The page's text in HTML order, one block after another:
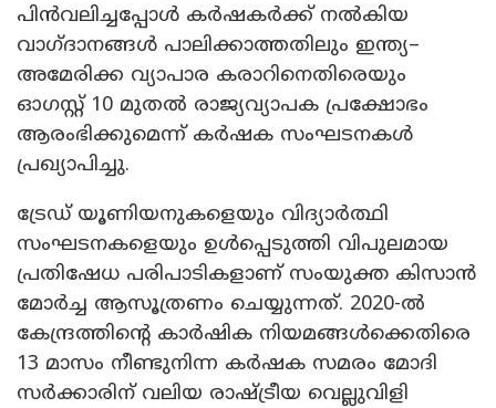
പിൻവലിച്ചപ്പോൾ കർഷകർക്ക് നൽകിയ
വാഗ്ദാനങ്ങൾ പാലിക്കാത്തതിലും ഇന്ത്യ–
അമേരിക്ക വ്യാപാര കരാറിനെതിരെയും
ഓഗസ്റ്റ് 10 മുതൽ രാജ്യവ്യാപക പ്രക്ഷോഭം
ആരംഭിക്കുമെന്ന് കർഷക സംഘടനകൾ
പ്രഖ്യാപിച്ചു.
ട്രേഡ് യൂണിയനുകളെയും വിദ്യാർത്ഥി
സംഘടനകളെയും ഉൾപ്പെടുത്തി വിപുലമായ
പ്രതിഷേധ പരിപാടികളാണ് സംയുക്ത കിസാൻ
മോർച്ച ആസൂത്രണം ചെയ്യുന്നത്. 2020-ൽ
കേന്ദ്രത്തിന്റെ കാർഷിക നിയമങ്ങൾക്കെതിരെ
13 മാസം നീണ്ടുനിന്ന കർഷക സമരം മോദി
സർക്കാരിന് വലിയ രാഷ്ട്രീയ വെല്ലുവിളി